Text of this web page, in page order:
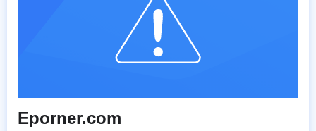
Eporner.com